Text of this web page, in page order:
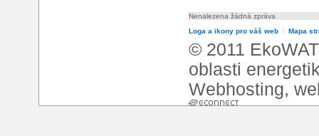
Nenalezena žádná zpráva
Loga a ikony pro váš web l Mapa
© 2011
oblasti
Webhosting,